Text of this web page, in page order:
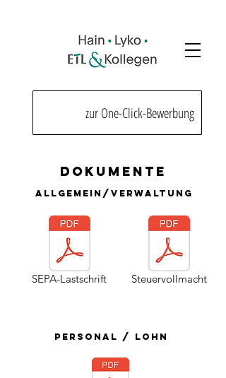
zur One-Click-Bewerbung
Dokumente
Allgemein/Verwaltung
SEPA-Lastschrift Steuervollmacht
Personal / Lohn